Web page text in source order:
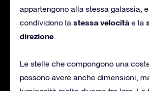
appartengono alla stessa galassia,
condividono la stessa velocità e la
direzione.
Le stelle che compongono una
possono avere anche dimensioni,